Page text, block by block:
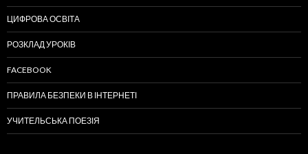
ЦИФРОВА ОСВІТА
РОЗКЛАД УРОКІВ
FACEBOOK
ПРАВИЛА БЕЗПЕКИ В ІНТЕРНЕТІ
УЧИТЕЛЬСЬКА ПОЕЗІЯ